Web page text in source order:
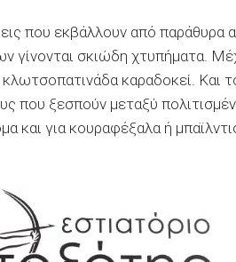
που εκβάλλουν από παράθυρα
γίνονται σκιώδη χτυπήματα.
καραδοκεί. Και
που ξεσπούν μεταξύ
και για κουραφέξαλα ή